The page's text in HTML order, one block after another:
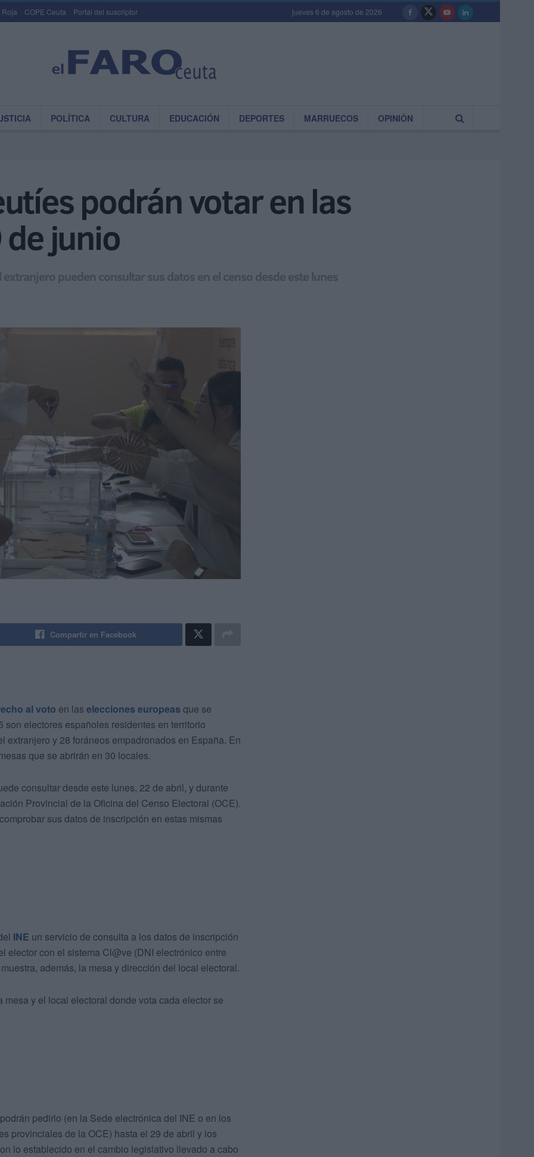
Roja COPE Ceuta Portal del suscriptor jueves 6 de agosto de 2026
POLÍTICA CULTURA EDUCACIÓN DEPORTES MARRUECOS OPINIÓN
podrán votar en las
junio
pueden consultar sus datos en el censo desde este lunes
Compartir en Facebook
al voto en las elecciones europeas que se
electores españoles residentes en territorio
extranjero y 28 foráneos empadronados en España. En
que se abrirán en 30 locales.
consultar desde este lunes, 22 de abril, y durante
Provincial de la Oficina del Censo Electoral (OCE).
sus datos de inscripción en estas mismas
INE un servicio de consulta a los datos de inscripción
elector con el sistema Cl@ve (DNI electrónico entre
además, la mesa y dirección del local electoral.
y el local electoral donde vota cada elector se
pedirlo (en la Sede electrónica del INE o en los
provinciales de la OCE) hasta el 29 de abril y los
lo establecido en el cambio legislativo llevado a cabo